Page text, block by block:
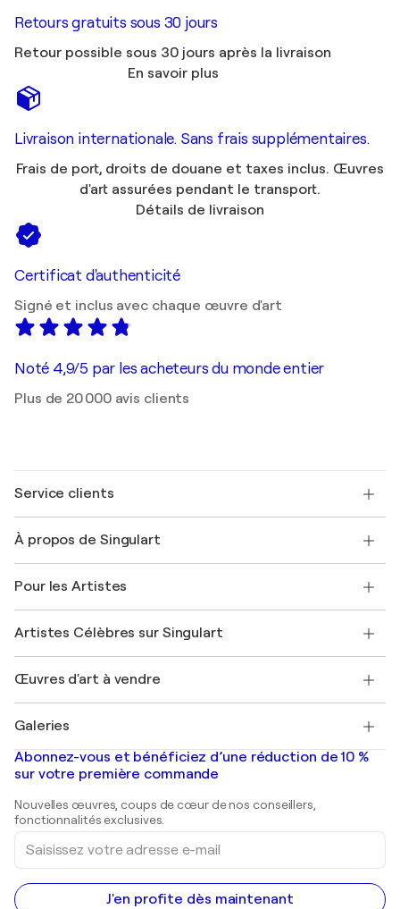
Retours gratuits sous 30 jours
Retour possible sous 30 jours après la livraison
En savoir plus
Livraison internationale. Sans frais supplémentaires.
Frais de port, droits de douane et taxes inclus. Œuvres
d'art assurées pendant le transport.
Détails de livraison
Certificat d'authenticité
Signé et inclus avec chaque œuvre d'art
Noté 4,9/5 par les acheteurs du monde entier
Plus de 20 000 avis clients
Service clients
Expédition
Offrir une carte cadeau
Rejoignez notre programme commercial
Mon compte
+33 1 76 44 06 42
À propos de Singulart
FAQ
Magazine Singulart
Emplois
Découvrez une sélection d'art original
Pour les Artistes
Se connecter en tant qu'Artiste
Artistes Célèbres sur Singulart
Marc Chagall
Banksy
Mr. Brainwash
Shepard Fairey
Œuvres d'art à vendre
Tableaux abstraits à vendre
Peintures de paysage
Estampes
Peintures acryliques
Galeries
Galeries d'art en France
Galeries d'art en Belgique
Abonnez-vous et bénéficiez d’une réduction de 10 %
sur votre première commande
Nouvelles œuvres, coups de cœur de nos conseillers,
fonctionnalités exclusives.
Saisissez
votre
adresse
e-
mail
J'en profite dès maintenant